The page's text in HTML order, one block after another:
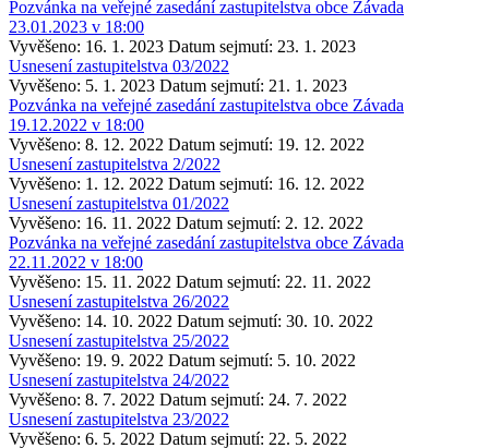
Pozvánka na veřejné zasedání zastupitelstva obce Závada
23.01.2023 v 18:00
Vyvěšeno: 16. 1. 2023 Datum sejmutí: 23. 1. 2023
Usnesení zastupitelstva 03/2022
Vyvěšeno: 5. 1. 2023 Datum sejmutí: 21. 1. 2023
Pozvánka na veřejné zasedání zastupitelstva obce Závada
19.12.2022 v 18:00
Vyvěšeno: 8. 12. 2022 Datum sejmutí: 19. 12. 2022
Usnesení zastupitelstva 2/2022
Vyvěšeno: 1. 12. 2022 Datum sejmutí: 16. 12. 2022
Usnesení zastupitelstva 01/2022
Vyvěšeno: 16. 11. 2022 Datum sejmutí: 2. 12. 2022
Pozvánka na veřejné zasedání zastupitelstva obce Závada
22.11.2022 v 18:00
Vyvěšeno: 15. 11. 2022 Datum sejmutí: 22. 11. 2022
Usnesení zastupitelstva 26/2022
Vyvěšeno: 14. 10. 2022 Datum sejmutí: 30. 10. 2022
Usnesení zastupitelstva 25/2022
Vyvěšeno: 19. 9. 2022 Datum sejmutí: 5. 10. 2022
Usnesení zastupitelstva 24/2022
Vyvěšeno: 8. 7. 2022 Datum sejmutí: 24. 7. 2022
Usnesení zastupitelstva 23/2022
Vyvěšeno: 6. 5. 2022 Datum sejmutí: 22. 5. 2022